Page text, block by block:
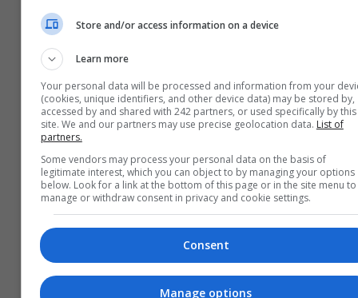
Store and/or access information on a device
Learn more
Your personal data will be processed and information from your
(cookies, unique identifiers, and other device data) may be stored by,
accessed by and shared with 242 partners, or used specifically by this
site. We and our partners may use precise geolocation data. List of
partners.
Some vendors may process your personal data on the basis of
legitimate interest, which you can object to by managing your options
below. Look for a link at the bottom of this page or in the site menu to
manage or withdraw consent in privacy and cookie settings.
Consent
Manage options